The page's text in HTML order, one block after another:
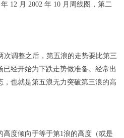
12 月 2002 年 10 月周线图，第二
次调整之后，第五浪的走势要比第三
经开始为下跌走势做准备。经常出
也就是第五浪无力突破第三浪的高
度倾向于等于第1浪的高度（或是